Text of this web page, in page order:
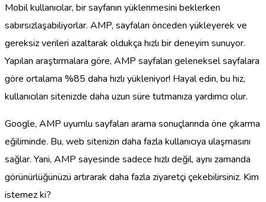
Mobil kullanıcılar, bir sayfanın yüklenmesini beklerken
sabırsızlaşabiliyorlar. AMP, sayfaları önceden yükleyerek ve
gereksiz verileri azaltarak oldukça hızlı bir deneyim sunuyor.
Yapılan araştırmalara göre, AMP sayfaları geleneksel sayfalara
göre ortalama %85 daha hızlı yükleniyor! Hayal edin, bu hız,
kullanıcıları sitenizde daha uzun süre tutmanıza yardımcı olur.
Google, AMP uyumlu sayfaları arama sonuçlarında öne çıkarma
eğiliminde. Bu, web sitenizin daha fazla kullanıcıya ulaşmasını
sağlar. Yani, AMP sayesinde sadece hızlı değil, aynı zamanda
görünürlüğünüzü artırarak daha fazla ziyaretçi çekebilirsiniz. Kim
istemez ki?